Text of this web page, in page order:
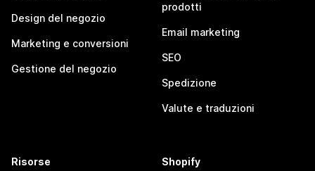
Design del negozio
Marketing e conversioni
Gestione del negozio
prodotti
Email marketing
SEO
Spedizione
Valute e traduzioni
Risorse Shopify